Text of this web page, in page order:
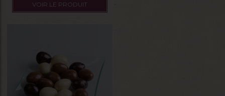
VOIR LE PRODUIT